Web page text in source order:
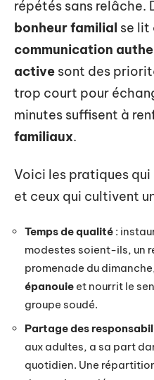
répétés sans relâche.
bonheur familial se lit
communication
active sont des
trop court pour
minutes suffisent à
familiaux.
Voici les pratiques
et ceux qui cultivent
Temps de qualité :
modestes soient-ils, un
promenade du
épanouie et nourrit le
groupe soudé.
Partage des
aux adultes, a sa part
quotidien. Une